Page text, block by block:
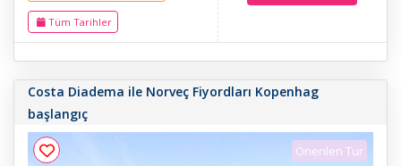
Tüm Tarihler
Costa Diadema ile Norveç Fiyordları Kopenhag
başlangıç
Önerilen Tur